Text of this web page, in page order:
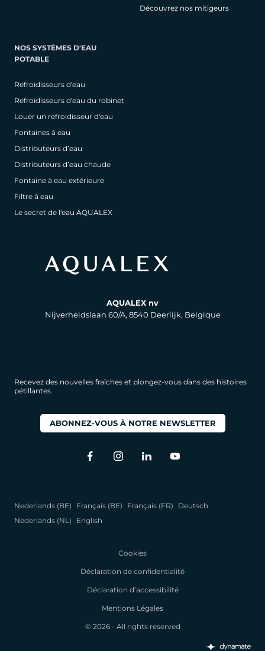
Découvrez nos mitigeurs
NOS SYSTÈMES D'EAU
POTABLE
Refroidisseurs d'eau
Refroidisseurs d'eau du robinet
Louer un refroidisseur d'eau
Fontaines à eau
Distributeurs d’eau
Distributeurs d’eau chaude
Fontaine à eau extérieure
Filtre à eau
Le secret de l'eau AQUALEX
AQUALEX nv
Nijverheidslaan 60/A, 8540 Deerlijk, Belgique
Recevez des nouvelles fraîches et plongez-vous dans des histoires
pétillantes.
ABONNEZ-VOUS À NOTRE NEWSLETTER
Nederlands (BE) Français (BE) Français (FR)
Deutsch
Nederlands (NL)
English
Cookies
Déclaration de confidentialité
Déclaration d’accessibilité
Mentions Légales
© 2026 - All rights reserved